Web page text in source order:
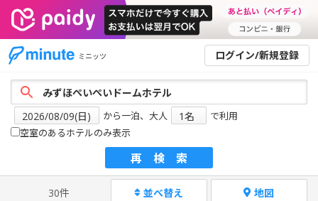
ミニッツ ログイン/新規登録
から一泊、大人
で利用
空室のあるホテルのみ表示
再検索
30件 並べ替え 地図